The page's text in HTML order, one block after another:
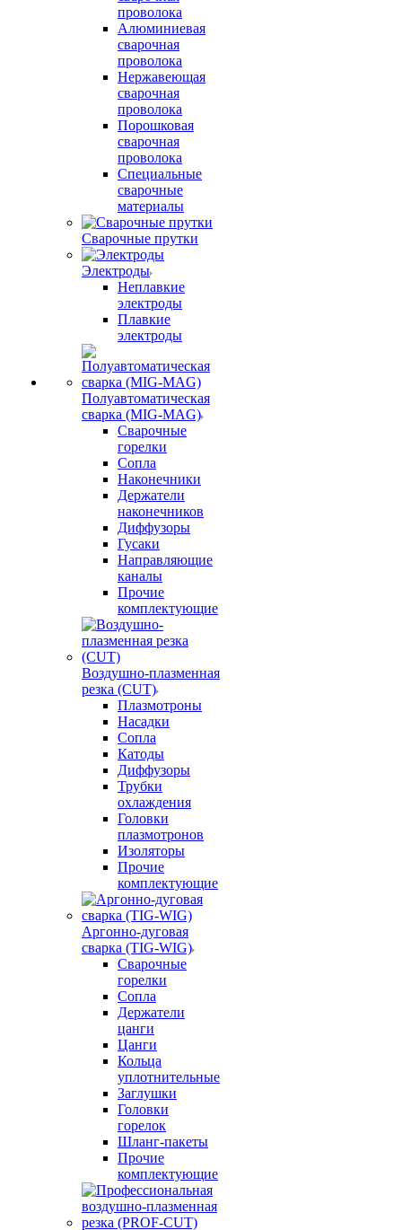
проволока
Алюминиевая
сварочная
проволока
Нержавеющая
сварочная
проволока
Порошковая
сварочная
проволока
Специальные
сварочные
материалы
Сварочные прутки
Электроды
Неплавкие
электроды
Плавкие
электроды
Полуавтоматическая
сварка (MIG-MAG)
Сварочные
горелки
Сопла
Наконечники
Держатели
наконечников
Диффузоры
Гусаки
Направляющие
каналы
Прочие
комплектующие
Воздушно-плазменная
резка (CUT)
Плазмотроны
Насадки
Сопла
Катоды
Диффузоры
Трубки
охлаждения
Головки
плазмотронов
Изоляторы
Прочие
комплектующие
Аргонно-дуговая
сварка (TIG-WIG)
Сварочные
горелки
Сопла
Держатели
цанги
Цанги
Кольца
уплотнительные
Заглушки
Головки
горелок
Шланг-пакеты
Прочие
комплектующие